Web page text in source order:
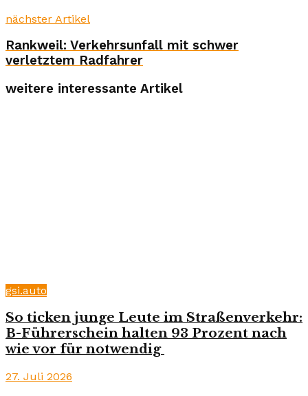
nächster Artikel
Rankweil: Verkehrsunfall mit schwer
verletztem Radfahrer
weitere interessante Artikel
gsi.auto
So ticken junge Leute im Straßenverkehr:
B-Führerschein halten 93 Prozent nach
wie vor für notwendig
27. Juli 2026